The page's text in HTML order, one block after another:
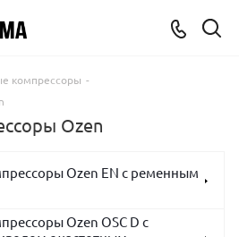
компрессоры -
Ozen
Ozen EN с ременным
Ozen OSC D с